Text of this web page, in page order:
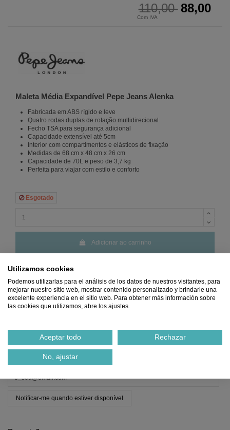
110,0088,00
Com IVA
Maleta Média Expandível Pepe Jeans Alenka
Fabricada em ABS rígido e leve
Quatro rodas duplas de rotação multidirecional
Fecho TSA para segurança adicional
Capacidade extensível até 5cm
Interior com compartimentos e elásticos de fixação
Medidas de 68 cm x 48 cm x 26 cm
Capacidade de 70L e peso de 3,7 kg
Perfeita para viajar com estilo e conforto
Esgotado
Adicionar ao carrinho
MÍNIMO
Pagamento 100%
GRÁTIS
Devoluções
Notificar-me quando estiver disponível
Utilizamos cookies
Podemos utilizarlas para el análisis de los datos de nuestros visitantes, para
mejorar nuestro sitio web, mostrar contenido personalizado y brindarle una
excelente experiencia en el sitio web. Para obtener más información sobre
las cookies que utilizamos, abre los ajustes.
Aceptar todo Rechazar
No, ajustar